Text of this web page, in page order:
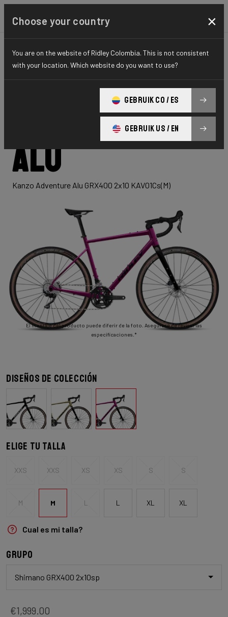
GRAVEL ADVENTURE HYDRO SERIES
Adventure
Alu
Kanzo Adventure Alu GRX400 2x10 KAV01Cs(M)
El montaje del producto puede diferir de la foto. Asegúrese de revisar las
especificaciones.*
Diseños de colección
Elige tu talla
XXS XXS XS XS S S
M M L L XL XL
Cual es mi talla?
Grupo
Shimano GRX400 2x10sp
€1,999.00
Choose your country ×
You are on the website of Ridley Colombia. This is not consistent
with your location. Which website do you want to use?
GEBRUIK CO / ES
GEBRUIK US / EN